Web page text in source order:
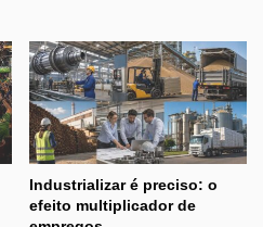
Industrializar é preciso: o
efeito multiplicador de